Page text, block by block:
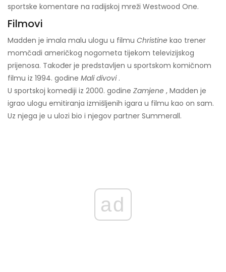
sportske komentare na radijskoj mreži Westwood One.
Filmovi
Madden je imala malu ulogu u filmu Christine kao trener
momčadi američkog nogometa tijekom televizijskog
prijenosa. Također je predstavljen u sportskom komičnom
filmu iz 1994. godine Mali divovi.
U sportskoj komediji iz 2000. godine Zamjene , Madden je
igrao ulogu emitiranja izmišljenih igara u filmu kao on sam.
Uz njega je u ulozi bio i njegov partner Summerall.
ad